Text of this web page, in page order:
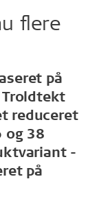
flere
på
Troldtekt
reduceret
og 38
-
på